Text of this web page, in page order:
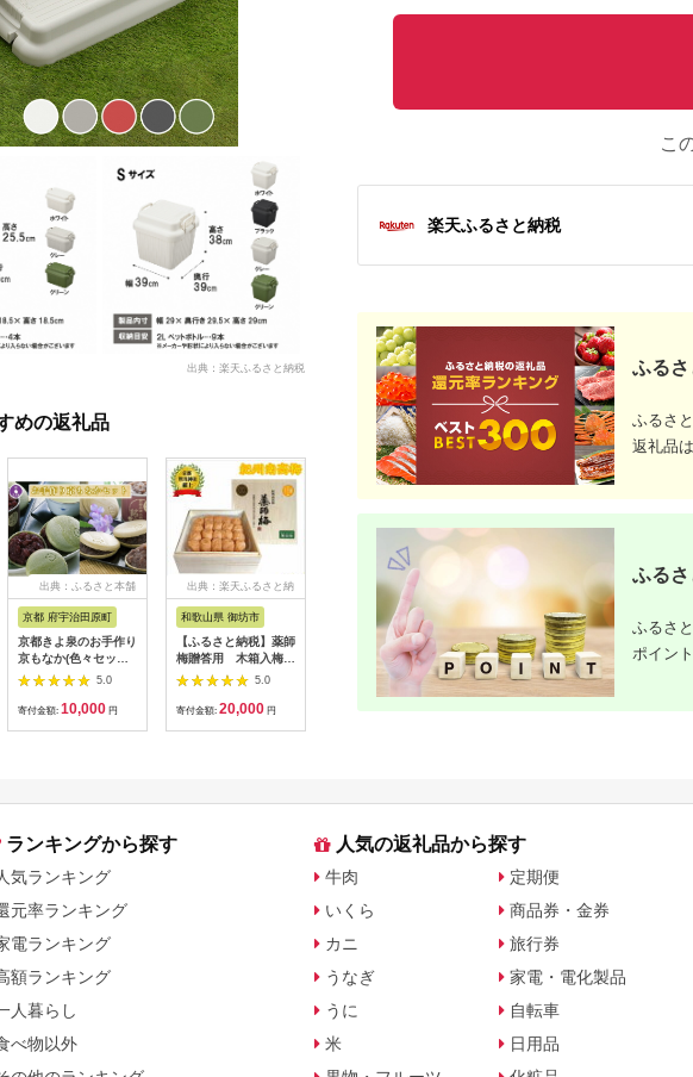
出典：楽天ふるさと納税
めの返礼品
出典：ふるさと本舗
京都 府宇治田原町
京都きよ泉のお手作り
京もなか(色々セッ
ト、和菓子)〈抹茶ス
イーツ スイーツ お菓
子 和菓子 宇治抹茶 抹
5.0
寄付金額: 10,000 円
出典：楽天ふるさと納
和歌山県 御坊市
【ふるさと納税】薬師
梅贈答用 木箱入梅干
し『蜜』はちみつ味
5.0
寄付金額: 20,000 円
出典：楽天ふるさと納
神奈川県 山北町
【ふるさと納税】濃厚
すっぽんスープ3本&
すっぽんドリンク2本
寄付金額:13,000円
出典：楽天ふるさと納
税
香川県 高松市
【ふるさと納税】香川
県高松市で製造 羽毛
合掛け布団SL ダウ
ン93％ シングルロ
羽毛 ダウン 肌掛け布
無料
5.0
寄付金額:60,000円
出典
新潟県
境大臣
寄付金額:
こ
楽天ふるさと納税
ふる
ふるさ
返礼品
ふるさ
ふるさ
ポイン
ランキングから探す
気ランキング
元率ランキング
電ランキング
額ランキング
人暮らし
べ物以外
人気の返礼品から探す
牛肉
いくら
カニ
うなぎ
うに
米
定期便
商品券・金券
旅行券
家電・電化製品
自転車
日用品